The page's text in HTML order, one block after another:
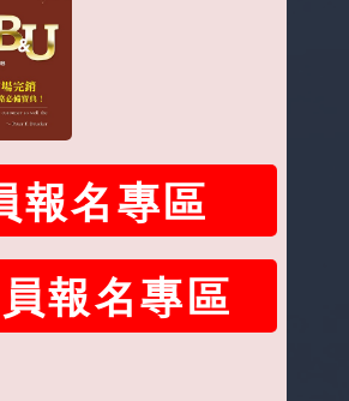
報名專區
報名專區